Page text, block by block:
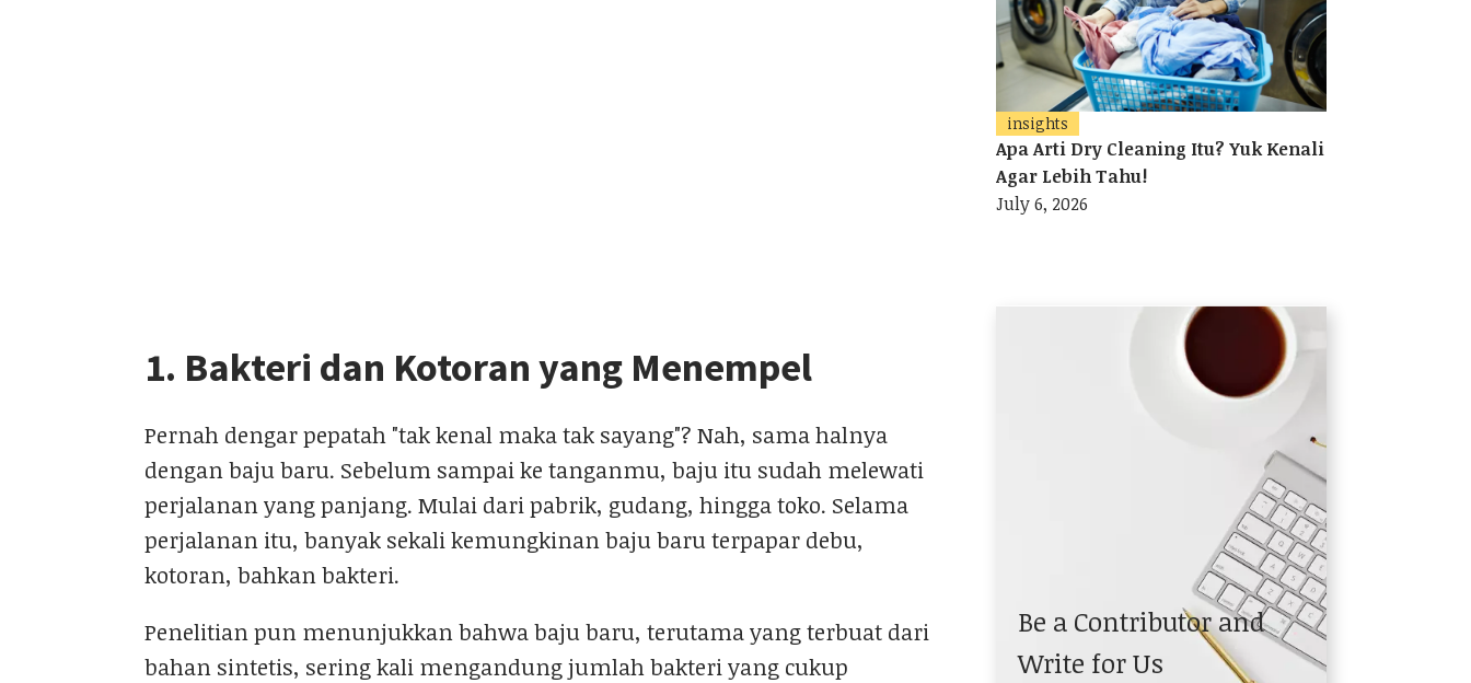
1. Bakteri dan Kotoran yang Menempel
Pernah dengar pepatah "tak kenal maka tak sayang"? Nah, sama halnya
dengan baju baru. Sebelum sampai ke tanganmu, baju itu sudah melewati
perjalanan yang panjang. Mulai dari pabrik, gudang, hingga toko. Selama
perjalanan itu, banyak sekali kemungkinan baju baru terpapar debu,
kotoran, bahkan bakteri.
Penelitian pun menunjukkan bahwa baju baru, terutama yang terbuat dari
bahan sintetis, sering kali mengandung jumlah bakteri yang cukup
insights
Apa Arti Dry Cleaning Itu? Yuk Kenali
Agar Lebih Tahu!
July 6, 2026
Be a Contributor and
Write for Us